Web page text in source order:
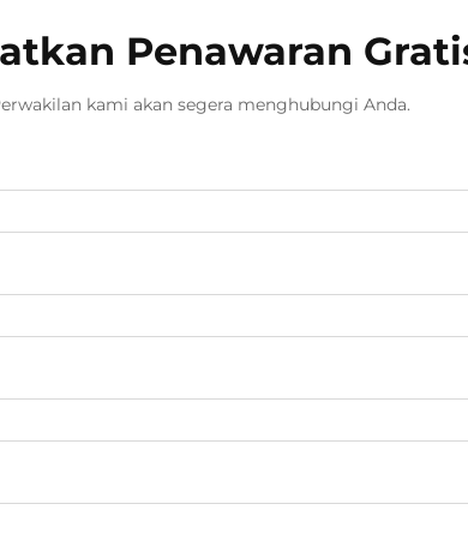
Penawaran
kami akan segera menghubungi Anda.